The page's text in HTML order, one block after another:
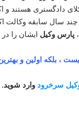
دادگستری هستند و
سال سابقه وکالت
پارس وکیل ایشان را
، بلکه اولین و
سرخرود وارد شوید.